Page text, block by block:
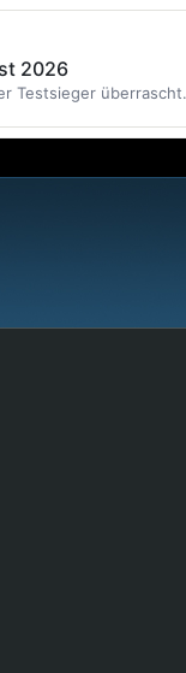
2026
Testsieger überrascht.